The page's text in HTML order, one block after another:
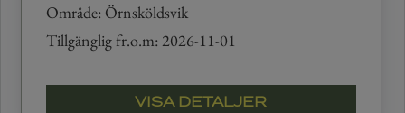
Område: Örnsköldsvik
Tillgänglig fr.o.m: 2026-11-01
VISA DETALJER